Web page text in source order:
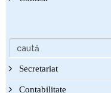
Secretariat
Contabilitate